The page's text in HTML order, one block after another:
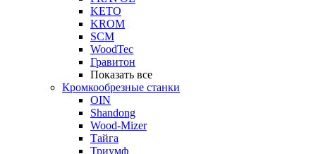
KETO
KROM
SCM
WoodTec
Гравитон
Показать все
Кромкообрезные станки
OIN
Shandong
Wood-Mizer
Тайга
Триумф